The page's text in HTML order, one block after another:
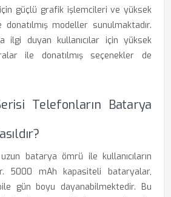
güçlü grafik işlemcileri ve yüksek
modeller sunulmaktadır.
ilgi duyan kullanıcılar için yüksek
ile donatılmış seçenekler de
Telefonların Batarya
batarya ömrü ile kullanıcıların
5000 mAh kapasiteli bataryalar,
gün boyu dayanabilmektedir. Bu